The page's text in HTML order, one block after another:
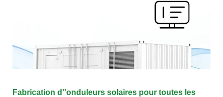
Fabrication d''onduleurs solaires pour toutes les